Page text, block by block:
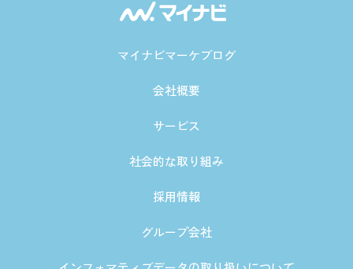
マイナビマーケブログ
会社概要
サービス
社会的な取り組み
採用情報
グループ会社